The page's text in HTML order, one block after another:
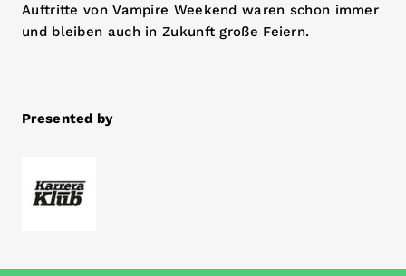
Auftritte von Vampire Weekend waren schon immer
und bleiben auch in Zukunft große Feiern.
Presented by